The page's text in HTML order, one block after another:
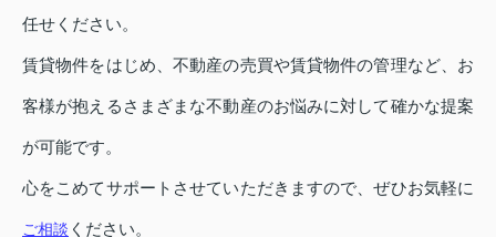
任せください。
賃貸物件をはじめ、不動産の売買や賃貸物件の管理など、お
客様が抱えるさまざまな不動産のお悩みに対して確かな提案
が可能です。
心をこめてサポートさせていただきますので、ぜひお気軽に
ご相談 ください。